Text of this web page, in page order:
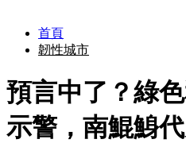
首頁
韌性城市
預言中了？綠
示警，南鯤鯓